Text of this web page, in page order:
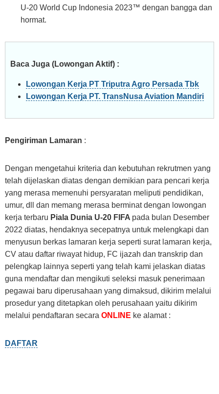
U-20 World Cup Indonesia 2023™ dengan bangga dan
hormat.
Baca Juga (Lowongan Aktif) :
Lowongan Kerja PT Triputra Agro Persada Tbk
Lowongan Kerja PT. TransNusa Aviation Mandiri
Pengiriman Lamaran :
Dengan mengetahui kriteria dan kebutuhan rekrutmen yang
telah dijelaskan diatas dengan demikian para pencari kerja
yang merasa memenuhi persyaratan meliputi pendidikan,
umur, dll dan memang merasa berminat dengan lowongan
kerja terbaru Piala Dunia U-20 FIFA pada bulan Desember
2022 diatas, hendaknya secepatnya untuk melengkapi dan
menyusun berkas lamaran kerja seperti surat lamaran kerja,
CV atau daftar riwayat hidup, FC ijazah dan transkrip dan
pelengkap lainnya seperti yang telah kami jelaskan diatas
guna mendaftar dan mengikuti seleksi masuk penerimaan
pegawai baru diperusahaan yang dimaksud, dikirim melalui
prosedur yang ditetapkan oleh perusahaan yaitu dikirim
melalui pendaftaran secara ONLINE ke alamat :
DAFTAR